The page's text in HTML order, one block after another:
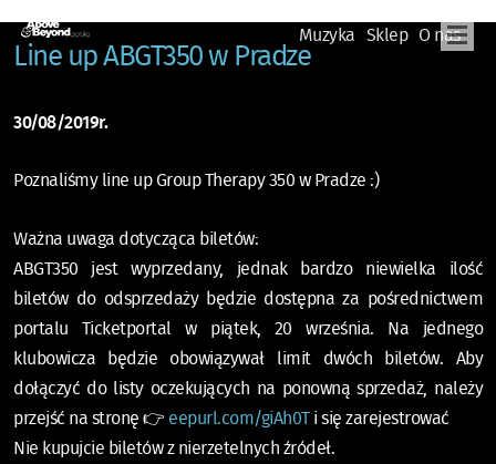
Muzyka Sklep O nas
Line up ABGT350 w Pradze
30/08/2019r.
Poznaliśmy line up Group Therapy 350 w Pradze :)
Ważna uwaga dotycząca biletów:
ABGT350 jest wyprzedany, jednak bardzo niewielka ilość
biletów do odsprzedaży będzie dostępna za pośrednictwem
portalu Ticketportal w piątek, 20 września. Na jednego
klubowicza będzie obowiązywał limit dwóch biletów. Aby
dołączyć do listy oczekujących na ponowną sprzedaż, należy
przejść na stronę👉 eepurl.com/giAh0Ti się zarejestrować
Nie kupujcie biletów z nierzetelnych źródeł.